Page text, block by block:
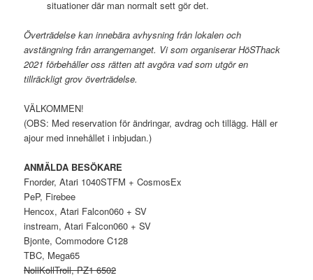
situationer där man normalt sett gör det.
Överträdelse kan innebära avhysning från lokalen och
avstängning från arrangemanget. Vi som organiserar HöSThack
2021 förbehåller oss rätten att avgöra vad som utgör en
tillräckligt grov överträdelse.
VÄLKOMMEN!
(OBS: Med reservation för ändringar, avdrag och tillägg. Håll er
ajour med innehållet i inbjudan.)
ANMÄLDA BESÖKARE
Fnorder, Atari 1040STFM + CosmosEx
PeP, Firebee
Hencox, Atari Falcon060 + SV
instream, Atari Falcon060 + SV
Bjonte, Commodore C128
TBC, Mega65
NollKollTroll, PZ1 6502